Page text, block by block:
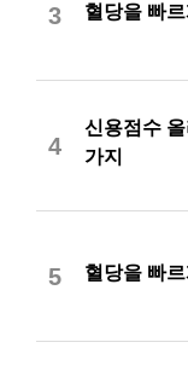
3 혈당을 빠
4
신용점수
가지
5 혈당을 빠